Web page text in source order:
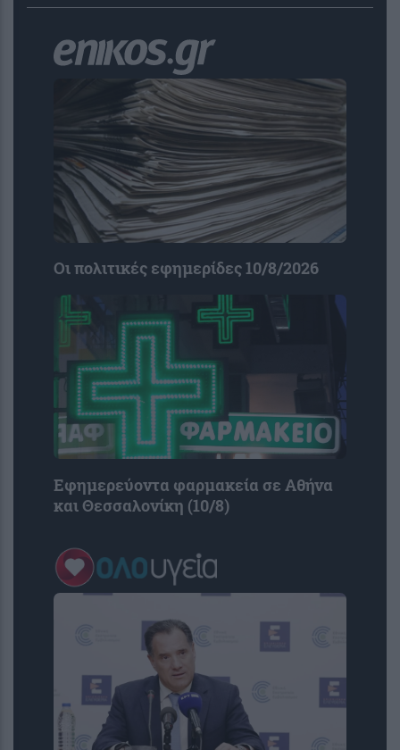
Οι πολιτικές εφημερίδες 10/8/2026
Εφημερεύοντα φαρμακεία σε Αθήνα
και Θεσσαλονίκη (10/8)